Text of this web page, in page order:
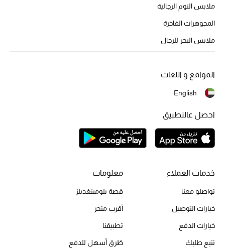
جميع الأحذية النسائية
موضة نسائية
الحقائب
الموسم الجديد
الحقائب النسائية
حقائب رجالية
ملابس النوم الرجالية
المجوهرات الفاخرة
ملابس البحر للرجال
خدمات العملاء
تواصلو معنا
خيارات التوصيل
خيارات الدفع
تتبع طلبك
معلومات
قصة بلومينغديلز
أقرب متجر
تطبيقنا
طُرق أسهل للدفع
المواقع و اللغات
English
احصل عالتطبيق